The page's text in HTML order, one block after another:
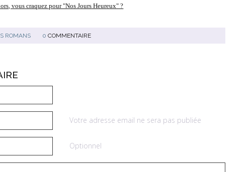
vous craquez pour "Nos Jours Heureux" ?
ROMANS 0 COMMENTAIRE
Votre adresse email ne sera pas publiée
Optionnel